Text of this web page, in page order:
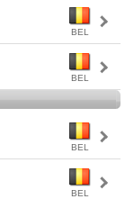
BEL
BEL
BEL
BEL